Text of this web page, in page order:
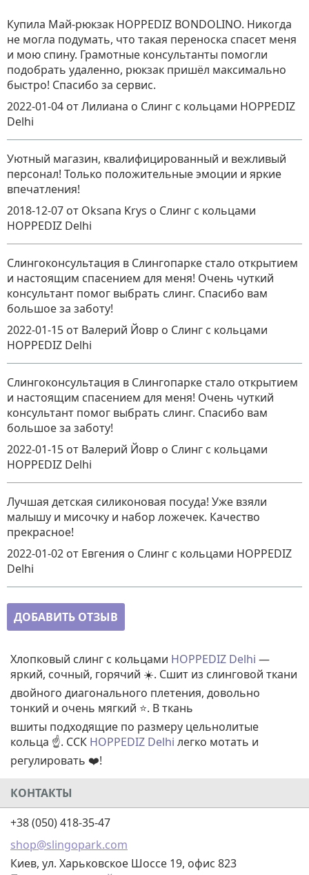
Купила Май-рюкзак HOPPEDIZ BONDOLINO. Никогда
не могла подумать, что такая переноска спасет меня
и мою спину. Грамотные консультанты помогли
подобрать удаленно, рюкзак пришёл максимально
быстро! Спасибо за сервис.
2022-01-04 от Лилиана о Слинг с кольцами HOPPEDIZ
Delhi
Уютный магазин, квалифицированный и вежливый
персонал! Только положительные эмоции и яркие
впечатления!
2018-12-07 от Oksana Krys о Слинг с кольцами
HOPPEDIZ Delhi
Слингоконсультация в Слингопарке стало открытием
и настоящим спасением для меня! Очень чуткий
консультант помог выбрать слинг. Спасибо вам
большое за заботу!
2022-01-15 от Валерий Йовр о Слинг с кольцами
HOPPEDIZ Delhi
Слингоконсультация в Слингопарке стало открытием
и настоящим спасением для меня! Очень чуткий
консультант помог выбрать слинг. Спасибо вам
большое за заботу!
2022-01-15 от Валерий Йовр о Слинг с кольцами
HOPPEDIZ Delhi
Лучшая детская силиконовая посуда! Уже взяли
малышу и мисочку и набор ложечек. Качество
прекрасное!
2022-01-02 от Евгения о Слинг с кольцами HOPPEDIZ
Delhi
ДОБАВИТЬ ОТЗЫВ
Хлопковый слинг с кольцами HOPPEDIZ Delhi —
яркий, сочный, горячий ☀️. Сшит из слинговой ткани
двойного диагонального плетения, довольно
тонкий и очень мягкий ⭐. В ткань
вшиты подходящие по размеру цельнолитые
кольца ☝️. ССК HOPPEDIZ Delhi легко мотать и
регулировать ❤️!
КОНТАКТЫ
+38 (050) 418-35-47
shop@slingopark.com
Киев, ул. Харьковское Шоссе 19, офис 823